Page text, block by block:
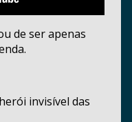
de ser apenas
invisível das